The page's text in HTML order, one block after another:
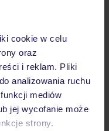
cookie w celu
oraz
i reklam. Pliki
analizowania ruchu
mediów
jej wycofanie może
strony.